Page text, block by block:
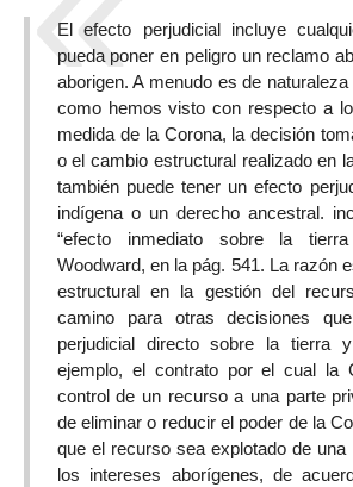
El efecto perjudicial incluye
pueda poner en peligro un reclamo
aborigen. A menudo es de
como hemos visto con respecto a
medida de la Corona, la decisión
o el cambio estructural realizado en
también puede tener un efecto
indígena o un derecho ancestral.
“efecto inmediato sobre la
Woodward, en la pág. 541. La razón
estructural en la gestión del
camino para otras decisiones
perjudicial directo sobre la tierra
ejemplo, el contrato por el cual la
control de un recurso a una parte
de eliminar o reducir el poder de la
que el recurso sea explotado de una
los intereses aborígenes, de